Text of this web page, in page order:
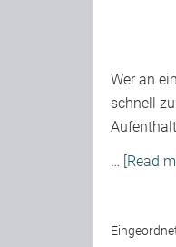
Wer an
schnell
… [Read